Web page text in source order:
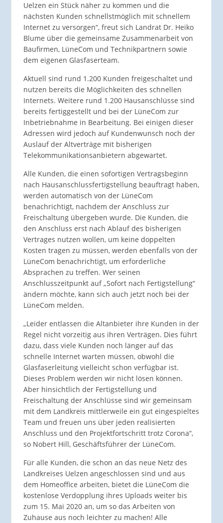
Uelzen ein Stück näher zu kommen und die
nächsten Kunden schnellstmöglich mit schnellem
Internet zu versorgen“, freut sich Landrat Dr. Heiko
Blume über die gemeinsame Zusammenarbeit von
Baufirmen, LüneCom und Technikpartnern sowie
dem eigenen Glasfaserteam.
Aktuell sind rund 1.200 Kunden freigeschaltet und
nutzen bereits die Möglichkeiten des schnellen
Internets. Weitere rund 1.200 Hausanschlüsse sind
bereits fertiggestellt und bei der LüneCom zur
Inbetriebnahme in Bearbeitung. Bei einigen dieser
Adressen wird jedoch auf Kundenwunsch noch der
Auslauf der Altverträge mit bisherigen
Telekommunikationsanbietern abgewartet.
Alle Kunden, die einen sofortigen Vertragsbeginn
nach Hausanschlussfertigstellung beauftragt haben,
werden automatisch von der LüneCom
benachrichtigt, nachdem der Anschluss zur
Freischaltung übergeben wurde. Die Kunden, die
den Anschluss erst nach Ablauf des bisherigen
Vertrages nutzen wollen, um keine doppelten
Kosten tragen zu müssen, werden ebenfalls von der
LüneCom benachrichtigt, um erforderliche
Absprachen zu treffen. Wer seinen
Anschlusszeitpunkt auf „Sofort nach Fertigstellung“
ändern möchte, kann sich auch jetzt noch bei der
LüneCom melden.
„Leider entlassen die Altanbieter ihre Kunden in der
Regel nicht vorzeitig aus ihren Verträgen. Dies führt
dazu, dass viele Kunden noch länger auf das
schnelle Internet warten müssen, obwohl die
Glasfaserleitung vielleicht schon verfügbar ist.
Dieses Problem werden wir nicht lösen können.
Aber hinsichtlich der Fertigstellung und
Freischaltung der Anschlüsse sind wir gemeinsam
mit dem Landkreis mittlerweile ein gut eingespieltes
Team und freuen uns über jeden realisierten
Anschluss und den Projektfortschritt trotz Corona“,
so Nobert Hill, Geschäftsführer der LüneCom.
Für alle Kunden, die schon an das neue Netz des
Landkreises Uelzen angeschlossen sind und aus
dem Homeoffice arbeiten, bietet die LüneCom die
kostenlose Verdopplung ihres Uploads weiter bis
zum 15. Mai 2020 an, um so das Arbeiten von
Zuhause aus noch leichter zu machen! Alle